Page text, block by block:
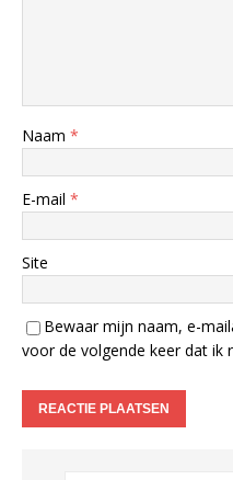
Naam *
E-mail *
Site
Bewaar mijn naam, e-
voor de volgende keer dat ik